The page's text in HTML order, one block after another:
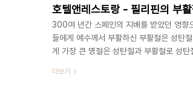
호텔앤레스토랑 - 필리핀의 부
300여 년간 스페인의 지배를 받았던 영향
들에게 예수께서 부활하신 부활절은 성탄
게 가장 큰 명절은 성탄절과 부활절로 성
화, 수요일은 징검다리 연휴로 쉬는 곳이
더보기